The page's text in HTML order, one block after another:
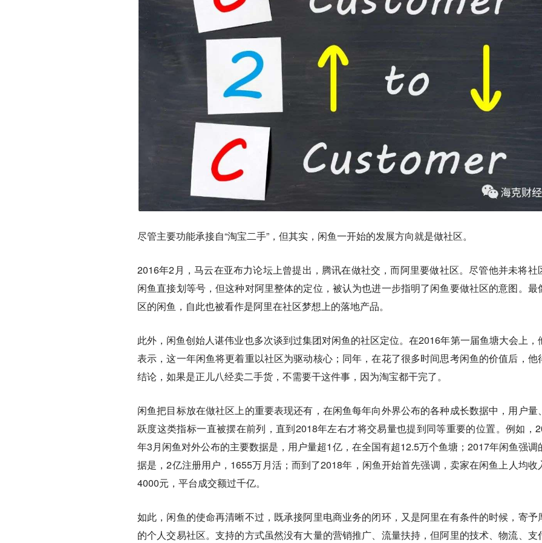
尽管主要功能承接自“淘宝二手”，但其实，闲鱼一开始的发展方向就是做社区。
2016年2月，马云在亚布力论坛上曾提出，腾讯在做社交，而阿里要做社区。尽管他并未将社
闲鱼直接划等号，但这种对阿里整体的定位，被认为也进一步指明了闲鱼要做社区的意图。最
区的闲鱼，自此也被看作是阿里在社区梦想上的落地产品。
此外，闲鱼创始人谌伟业也多次谈到过集团对闲鱼的社区定位。在2016年第一届鱼塘大会上，
表示，这一年闲鱼将更着重以社区为驱动核心；同年，在花了很多时间思考闲鱼的价值后，他
结论，如果是正儿八经卖二手货，不需要干这件事，因为淘宝都干完了。
闲鱼把目标放在做社区上的重要表现还有，在闲鱼每年向外界公布的各种成长数据中，用户量
跃度这类指标一直被摆在前列，直到2018年左右才将交易量也提到同等重要的位置。例如，
年3月闲鱼对外公布的主要数据是，用户量超1亿，在全国有超12.5万个鱼塘；2017年闲鱼强调
据是，2亿注册用户，1655万月活；而到了2018年，闲鱼开始首先强调，卖家在闲鱼上人均收
4000元，平台成交额过千亿。
如此，闲鱼的使命再清晰不过，既承接阿里电商业务的闭环，又是阿里在有条件的时候，寄予
的个人交易社区。支持的方式虽然没有大量的营销推广、流量扶持，但阿里的技术、物流、支